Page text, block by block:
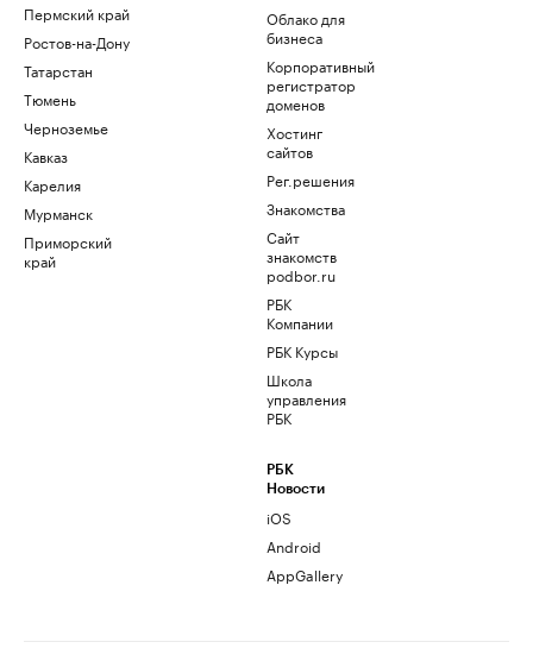
Пермский край
Ростов-на-Дону
Татарстан
Тюмень
Черноземье
Кавказ
Карелия
Мурманск
Приморский
край
Облако для
бизнеса
Корпоративный
регистратор
доменов
Хостинг
сайтов
Рег.решения
Знакомства
Сайт
знакомств
podbor.ru
РБК
Компании
РБК Курсы
Школа
управления
РБК
РБК
Новости
iOS
Android
AppGallery